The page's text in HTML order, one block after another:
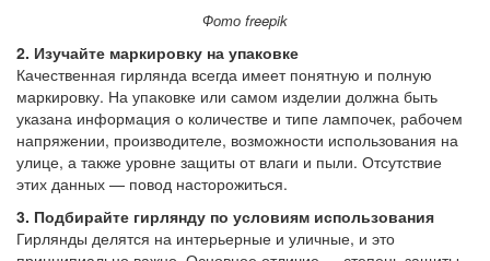
Фото freepik
2. Изучайте маркировку на упаковке
Качественная гирлянда всегда имеет понятную и полную
маркировку. На упаковке или самом изделии должна быть
указана информация о количестве и типе лампочек, рабочем
напряжении, производителе, возможности использования на
улице, а также уровне защиты от влаги и пыли. Отсутствие
этих данных — повод насторожиться.
3. Подбирайте гирлянду по условиям использования
Гирлянды делятся на интерьерные и уличные, и это